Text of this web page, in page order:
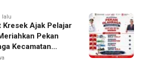
lalu
Kresek Ajak Pelajar
Pekan
Kecamatan
2026